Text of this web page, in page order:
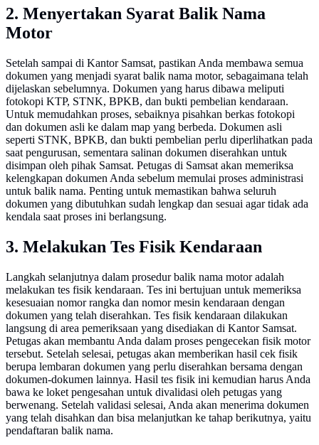
2. Menyertakan Syarat Balik Nama
Motor
Setelah sampai di Kantor Samsat, pastikan Anda membawa semua
dokumen yang menjadi syarat balik nama motor, sebagaimana telah
dijelaskan sebelumnya. Dokumen yang harus dibawa meliputi
fotokopi KTP, STNK, BPKB, dan bukti pembelian kendaraan.
Untuk memudahkan proses, sebaiknya pisahkan berkas fotokopi
dan dokumen asli ke dalam map yang berbeda. Dokumen asli
seperti STNK, BPKB, dan bukti pembelian perlu diperlihatkan pada
saat pengurusan, sementara salinan dokumen diserahkan untuk
disimpan oleh pihak Samsat. Petugas di Samsat akan memeriksa
kelengkapan dokumen Anda sebelum memulai proses administrasi
untuk balik nama. Penting untuk memastikan bahwa seluruh
dokumen yang dibutuhkan sudah lengkap dan sesuai agar tidak ada
kendala saat proses ini berlangsung.
3. Melakukan Tes Fisik Kendaraan
Langkah selanjutnya dalam prosedur balik nama motor adalah
melakukan tes fisik kendaraan. Tes ini bertujuan untuk memeriksa
kesesuaian nomor rangka dan nomor mesin kendaraan dengan
dokumen yang telah diserahkan. Tes fisik kendaraan dilakukan
langsung di area pemeriksaan yang disediakan di Kantor Samsat.
Petugas akan membantu Anda dalam proses pengecekan fisik motor
tersebut. Setelah selesai, petugas akan memberikan hasil cek fisik
berupa lembaran dokumen yang perlu diserahkan bersama dengan
dokumen-dokumen lainnya. Hasil tes fisik ini kemudian harus Anda
bawa ke loket pengesahan untuk divalidasi oleh petugas yang
berwenang. Setelah validasi selesai, Anda akan menerima dokumen
yang telah disahkan dan bisa melanjutkan ke tahap berikutnya, yaitu
pendaftaran balik nama.